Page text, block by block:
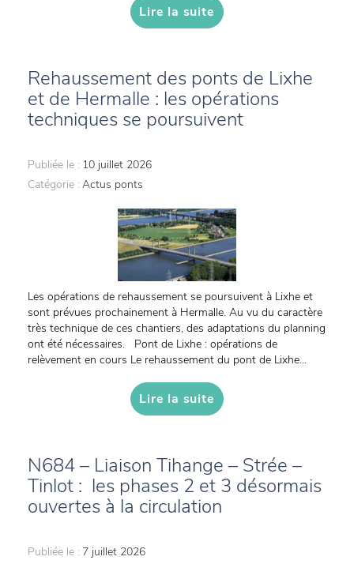
Lire la suite
Rehaussement des ponts de Lixhe
et de Hermalle : les opérations
techniques se poursuivent
Publiée le : 10 juillet 2026
Catégorie : Actus ponts
Les opérations de rehaussement se poursuivent à Lixhe et
sont prévues prochainement à Hermalle. Au vu du caractère
très technique de ces chantiers, des adaptations du planning
ont été nécessaires. Pont de Lixhe : opérations de
relèvement en cours Le rehaussement du pont de Lixhe...
Lire la suite
N684 – Liaison Tihange – Strée –
Tinlot : les phases 2 et 3 désormais
ouvertes à la circulation
Publiée le : 7 juillet 2026